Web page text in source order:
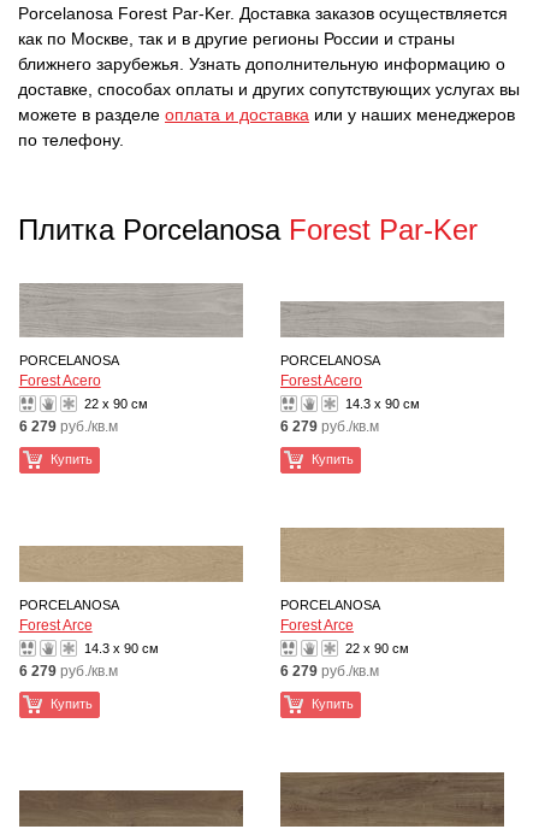
Porcelanosa Forest Par-Ker. Доставка заказов осуществляется
как по Москве, так и в другие регионы России и страны
ближнего зарубежья. Узнать дополнительную информацию о
доставке, способах оплаты и других сопутствующих услугах вы
можете в разделе оплата и доставка или у наших менеджеров
по телефону.
Плитка Porcelanosa Forest Par-Ker
PORCELANOSA
Forest Acero
22 x 90 см
6 279 руб./кв.м
Купить
PORCELANOSA
Forest Acero
14.3 x 90 см
6 279 руб./кв.м
Купить
PORCELANOSA
Forest Arce
14.3 x 90 см
6 279 руб./кв.м
Купить
PORCELANOSA
Forest Arce
22 x 90 см
6 279 руб./кв.м
Купить